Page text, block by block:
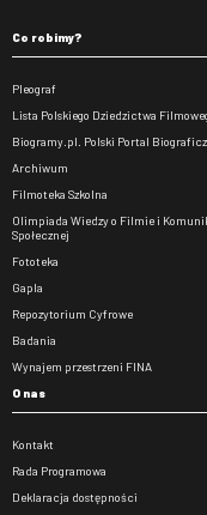
Co robimy?
Pleograf
Lista Polskiego Dziedzictwa
Biogramy.pl. Polski Portal
Archiwum
Filmoteka Szkolna
Olimpiada Wiedzy o Filmie i
Społecznej
Fototeka
Gapla
Repozytorium Cyfrowe
Badania
Wynajem przestrzeni FINA
O nas
Kontakt
Rada Programowa
Deklaracja dostępności